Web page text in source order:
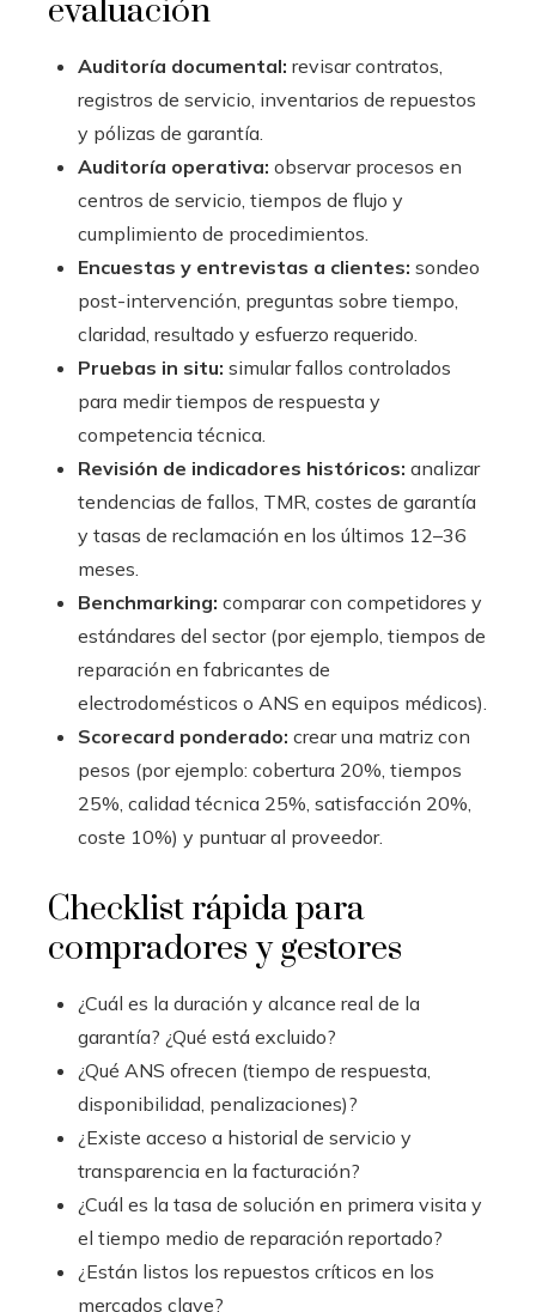
evaluación
Auditoría documental: revisar contratos,
registros de servicio, inventarios de repuestos
y pólizas de garantía.
Auditoría operativa: observar procesos en
centros de servicio, tiempos de flujo y
cumplimiento de procedimientos.
Encuestas y entrevistas a clientes: sondeo
post-intervención, preguntas sobre tiempo,
claridad, resultado y esfuerzo requerido.
Pruebas in situ: simular fallos controlados
para medir tiempos de respuesta y
competencia técnica.
Revisión de indicadores históricos: analizar
tendencias de fallos, TMR, costes de garantía
y tasas de reclamación en los últimos 12–36
meses.
Benchmarking: comparar con competidores y
estándares del sector (por ejemplo, tiempos de
reparación en fabricantes de
electrodomésticos o ANS en equipos médicos).
Scorecard ponderado: crear una matriz con
pesos (por ejemplo: cobertura 20%, tiempos
25%, calidad técnica 25%, satisfacción 20%,
coste 10%) y puntuar al proveedor.
Checklist rápida para
compradores y gestores
¿Cuál es la duración y alcance real de la
garantía? ¿Qué está excluido?
¿Qué ANS ofrecen (tiempo de respuesta,
disponibilidad, penalizaciones)?
¿Existe acceso a historial de servicio y
transparencia en la facturación?
¿Cuál es la tasa de solución en primera visita y
el tiempo medio de reparación reportado?
¿Están listos los repuestos críticos en los
mercados clave?